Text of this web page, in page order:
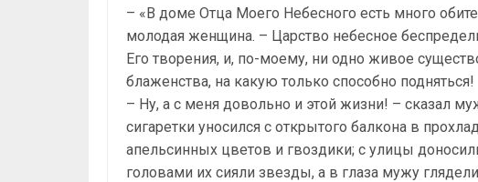
– «В доме Отца Моего Небесного есть много
молодая женщина. – Царство небесное
Его творения, и, по-моему, ни одно живое
блаженства, на какую только способно подняться!
– Ну, а с меня довольно и этой жизни! – сказал
сигаретки уносился с открытого балкона в
апельсинных цветов и гвоздики; с улицы
головами их сияли звезды, а в глаза мужу